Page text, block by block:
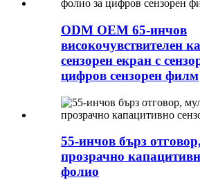
ODM OEM 65-инчов
високочувствителен
сензорен екран с
цифров сензорен филм
55-инчов бърз
прозрачно
фолио